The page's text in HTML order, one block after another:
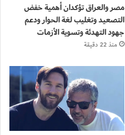
مصر والعراق تؤكدان أهمية خفض
التصعيد وتغليب لغة الحوار ودعم
جهود التهدئة وتسوية الأزمات
منذ 22 دقيقة